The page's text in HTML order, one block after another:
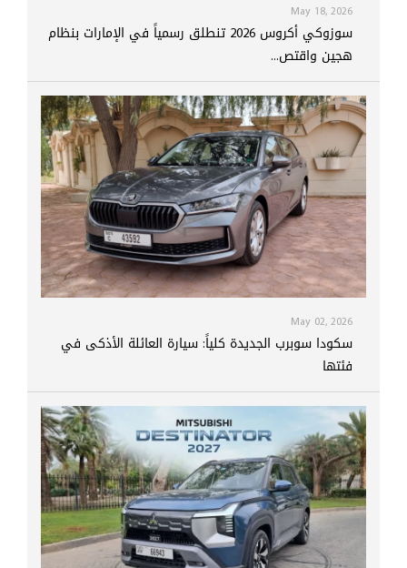
May 18, 2026
سوزوكي أكروس 2026 تنطلق رسمياً في الإمارات بنظام
هجين واقتص...
May 02, 2026
سكودا سوبرب الجديدة كلياً: سيارة العائلة الأذكى في
فئتها